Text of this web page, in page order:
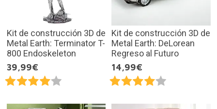
Kit de construcción 3D de
Metal Earth: Terminator T-
800 Endoskeleton
39,99€
Kit de construcción 3D de
Metal Earth: DeLorean
Regreso al Futuro
14,99€